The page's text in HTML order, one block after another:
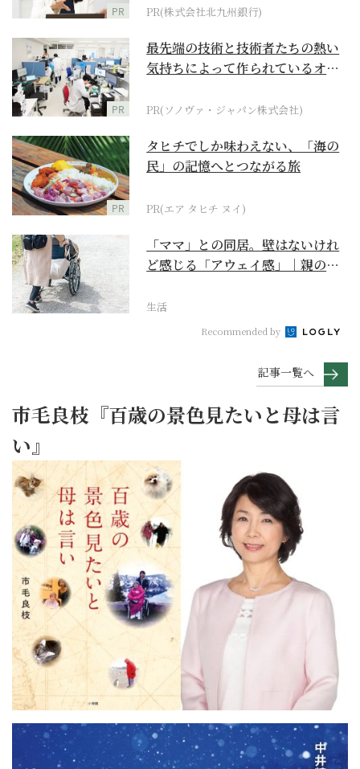
PR PR(株式会社北九州銀行)
PR
最先端の技術と技術者たちの熱い
気持ちによって作られているオー
PR(ソノヴァ・ジャパン株式会社)
PR
タヒチでしか味わえない、「海の
民」の記憶へとつながる旅
PR(エア タヒチ ヌイ)
「ママ」との同居。壁はないけれ
ど感じる「アウェイ感」｜親の終
生活
Recommended by
記事一覧へ
市毛良枝『百歳の景色見たいと母は言
い』